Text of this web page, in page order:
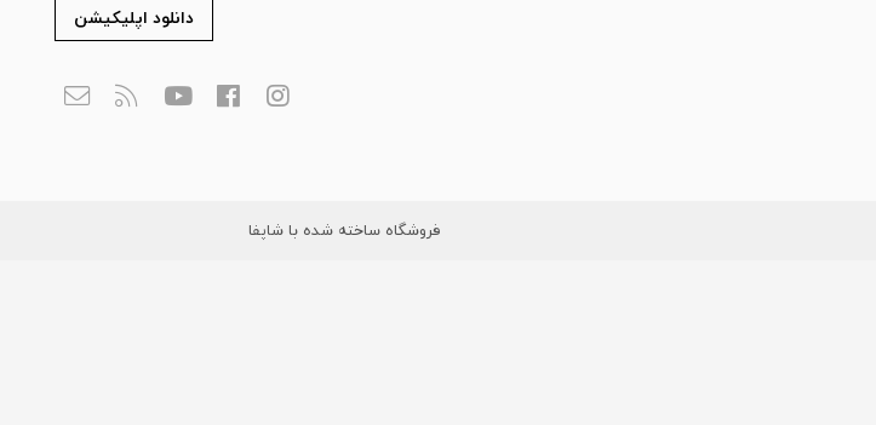
دانلود اپلیکیشن
فروشگاه ساخته شده با شاپفا